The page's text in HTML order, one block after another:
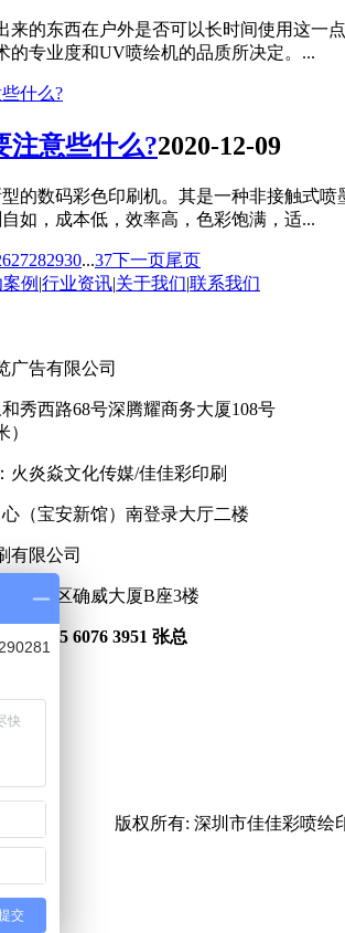
来的东西在户外是否可以长时间使用这一
的专业度和UV喷绘机的品质所决定。...
注意些什么?2020-12-09
的数码彩色印刷机。其是一种非接触式
如，成本低，效率高，色彩饱满，适...
27282930...37下一页尾页
例 |行业资讯|关于我们|联系我们
广告有限公司
西路68号深腾耀商务大厦108号
火炎焱文化传媒/佳佳彩印刷
宝安新馆）南登录大厅二楼
有限公司
工业区确威大厦B座3楼
135 6076 3951 张总
版权所有: 深圳市佳佳彩喷
交